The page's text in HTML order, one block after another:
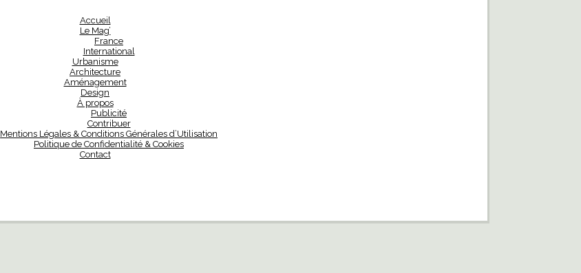
Accueil
Le Mag’
France
International
Urbanisme
Architecture
Aménagement
Design
À propos
Publicité
Contribuer
Mentions Légales & Conditions Générales d’Utilisation
Politique de Confidentialité & Cookies
Contact